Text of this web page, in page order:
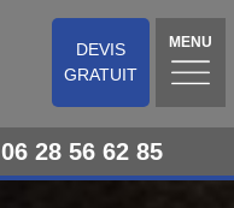
DEVIS
GRATUIT
MENU
06 28 56 62 85